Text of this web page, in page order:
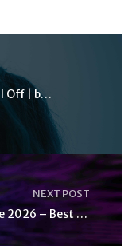
Frontend Security: The Front Fell Off | by Matt Bu
NEXT POST
JavaScript Complete Guide 2026 – Best Practices